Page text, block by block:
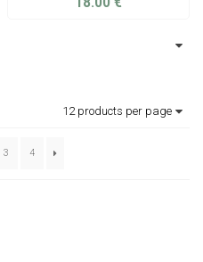
3 4